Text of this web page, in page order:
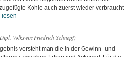
Kohle auch zuerst wieder verbraucht
lesen
Volkswirt Friedrich Schnepf)
versteht man die in der Gewinn- und